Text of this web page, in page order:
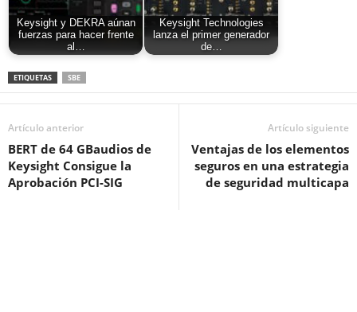
Keysight y DEKRA aúnan
fuerzas para hacer frente
al…
Keysight Technologies
lanza el primer generador
de…
ETIQUETAS SBE
Artículo anterior
BERT de 64 GBaudios de
Keysight Consigue la
Aprobación PCI-SIG
Artículo siguiente
Ventajas de los elementos
seguros en una estrategia
de seguridad multicapa